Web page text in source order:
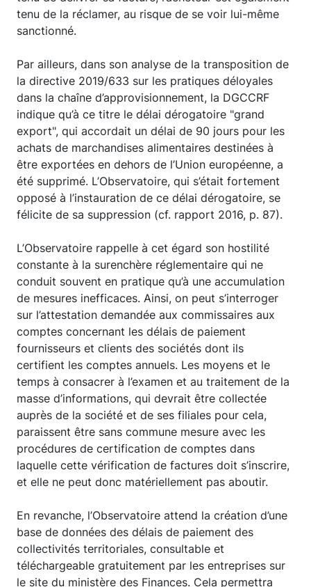
tenu de la réclamer, au risque de se voir lui-même
sanctionné.
Par ailleurs, dans son analyse de la transposition de
la directive 2019/633 sur les pratiques déloyales
dans la chaîne d’approvisionnement, la DGCCRF
indique qu’à ce titre le délai dérogatoire "grand
export", qui accordait un délai de 90 jours pour les
achats de marchandises alimentaires destinées à
être exportées en dehors de l’Union européenne, a
été supprimé. L’Observatoire, qui s’était fortement
opposé à l’instauration de ce délai dérogatoire, se
félicite de sa suppression (cf. rapport 2016, p. 87).
L’Observatoire rappelle à cet égard son hostilité
constante à la surenchère réglementaire qui ne
conduit souvent en pratique qu’à une accumulation
de mesures inefficaces. Ainsi, on peut s’interroger
sur l’attestation demandée aux commissaires aux
comptes concernant les délais de paiement
fournisseurs et clients des sociétés dont ils
certifient les comptes annuels. Les moyens et le
temps à consacrer à l’examen et au traitement de la
masse d’informations, qui devrait être collectée
auprès de la société et de ses filiales pour cela,
paraissent être sans commune mesure avec les
procédures de certification de comptes dans
laquelle cette vérification de factures doit s’inscrire,
et elle ne peut donc matériellement pas aboutir.
En revanche, l’Observatoire attend la création d’une
base de données des délais de paiement des
collectivités territoriales, consultable et
téléchargeable gratuitement par les entreprises sur
le site du ministère des Finances. Cela permettra